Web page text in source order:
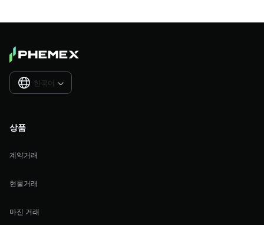
한국어 
상품
계약거래
현물거래
마진 거래